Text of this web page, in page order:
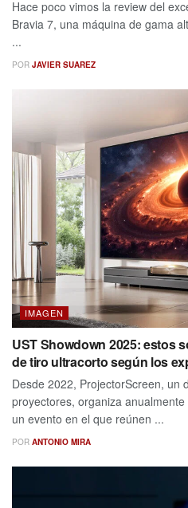
Hace poco vimos la review del
Bravia 7, una máquina de gama
...
POR JAVIER SUAREZ
IMAGEN
UST Showdown 2025: estos
de tiro ultracorto según los
Desde 2022, ProjectorScreen, un
proyectores, organiza
un evento en el que reúnen ...
POR ANTONIO MIRA